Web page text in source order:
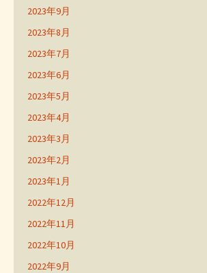
2023年9月
2023年8月
2023年7月
2023年6月
2023年5月
2023年4月
2023年3月
2023年2月
2023年1月
2022年12月
2022年11月
2022年10月
2022年9月